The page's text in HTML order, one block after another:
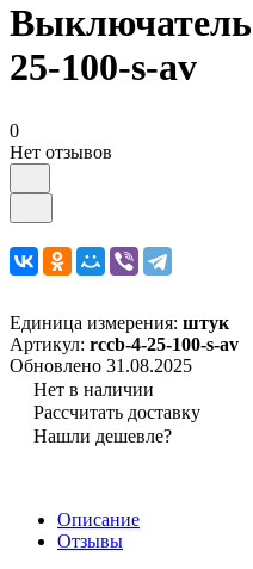
25-100-s-av
0
Нет отзывов
Единица измерения: штук
Артикул: rccb-4-25-100-s-av
Обновлено 31.08.2025
Нет в наличии
Рассчитать доставку
Нашли дешевле?
Описание
Отзывы